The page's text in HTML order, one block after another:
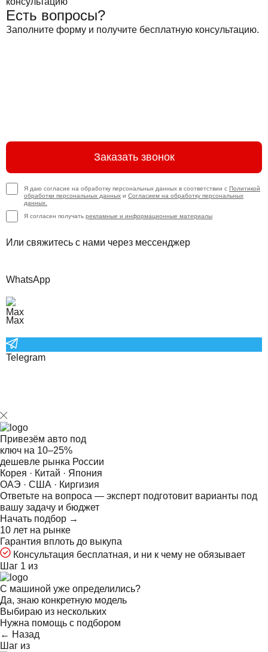
Есть вопросы?
Заполните форму и получите бесплатную консультацию.
Заказать звонок
Я даю согласие на обработку персональных данных в соответствии с Политикой
обработки персональных данных и Согласием на обработку персональных
данных.
Я согласен получать рекламные и информационные материалы
Или свяжитесь с нами через мессенджер
WhatsApp
Max
Telegram
Привезём авто под
ключ на 10–25%
дешевле рынка России
Корея · Китай · Япония
ОАЭ · США · Киргизия
Ответьте на вопроса — эксперт подготовит варианты под
вашу задачу и бюджет
Начать подбор →
10 лет на рынке
Гарантия вплоть до выкупа
Консультация бесплатная, и ни к чему не обязывает
Шаг 1 из
С машиной уже определились?
Да, знаю конкретную модель
Выбираю из нескольких
Нужна помощь с подбором
← Назад
Шаг из